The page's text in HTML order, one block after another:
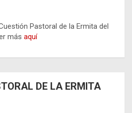
Pastoral de la Ermita del
más aquí
DE LA ERMITA